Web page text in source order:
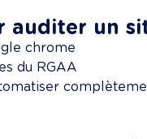
auditer un
chrome
du RGAA